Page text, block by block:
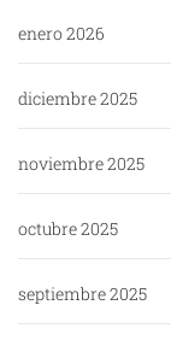
enero 2026
diciembre 2025
noviembre 2025
octubre 2025
septiembre 2025